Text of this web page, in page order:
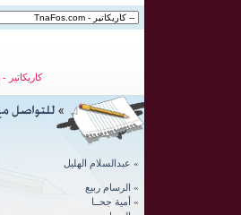
كاريكاتير -
» عبدالسلام الهليل
» الرسام ربيع
» أمية جحــا